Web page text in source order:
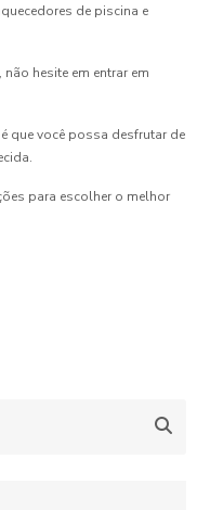
de piscina e
hesite em entrar em
que você possa desfrutar de
para escolher o melhor